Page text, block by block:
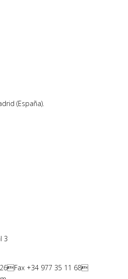
(España).
3
Fax +34 977 35 11 68